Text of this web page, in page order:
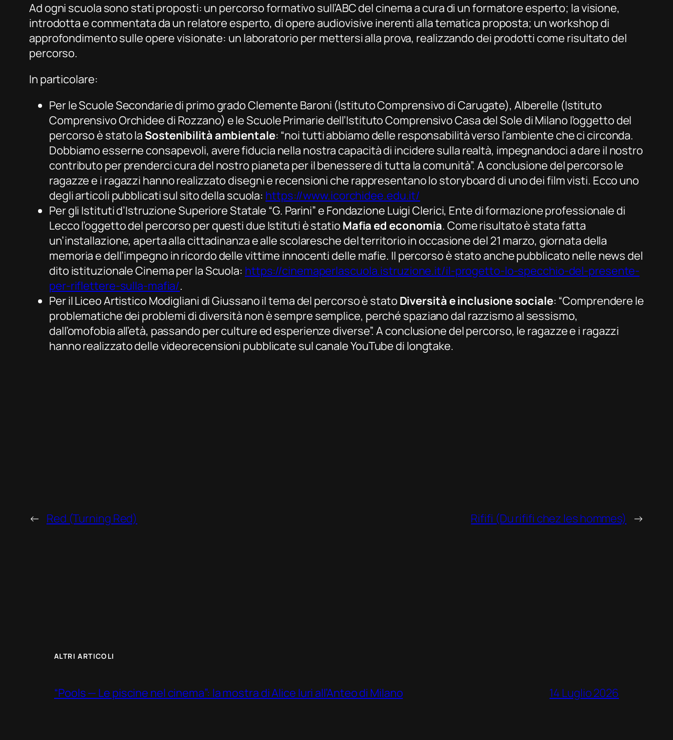
Ad ogni scuola sono stati proposti: un percorso formativo sull’ABC del cinema a cura di un formatore esperto; la visione,
introdotta e commentata da un relatore esperto, di opere audiovisive inerenti alla tematica proposta; un workshop di
approfondimento sulle opere visionate: un laboratorio per mettersi alla prova, realizzando dei prodotti come risultato del
percorso.
In particolare:
Per le Scuole Secondarie di primo grado Clemente Baroni (Istituto Comprensivo di Carugate), Alberelle (Istituto
Comprensivo Orchidee di Rozzano) e le Scuole Primarie dell’Istituto Comprensivo Casa del Sole di Milano l’oggetto del
percorso è stato la Sostenibilità ambientale: “noi tutti abbiamo delle responsabilità verso l’ambiente che ci circonda.
Dobbiamo esserne consapevoli, avere fiducia nella nostra capacità di incidere sulla realtà, impegnandoci a dare il nostro
contributo per prenderci cura del nostro pianeta per il benessere di tutta la comunità”. A conclusione del percorso le
ragazze e i ragazzi hanno realizzato disegni e recensioni che rappresentano lo storyboard di uno dei film visti. Ecco uno
degli articoli pubblicati sul sito della scuola: https://www.icorchidee.edu.it/
Per gli Istituti d’Istruzione Superiore Statale “G. Parini” e Fondazione Luigi Clerici, Ente di formazione professionale di
Lecco l’oggetto del percorso per questi due Istituti è statio Mafia ed economia. Come risultato è stata fatta
un’installazione, aperta alla cittadinanza e alle scolaresche del territorio in occasione del 21 marzo, giornata della
memoria e dell’impegno in ricordo delle vittime innocenti delle mafie. Il percorso è stato anche pubblicato nelle news del
dito istituzionale Cinema per la Scuola: https://cinemaperlascuola.istruzione.it/il-progetto-lo-specchio-del-presente-
per-riflettere-sulla-mafia/.
Per il Liceo Artistico Modigliani di Giussano il tema del percorso è stato Diversità e inclusione sociale: “Comprendere le
problematiche dei problemi di diversità non è sempre semplice, perché spaziano dal razzismo al sessismo,
dall’omofobia all’età, passando per culture ed esperienze diverse”. A conclusione del percorso, le ragazze e i ragazzi
hanno realizzato delle videorecensioni pubblicate sul canale YouTube di longtake.
← Red (Turning Red) Rififi (Du rififi chez les hommes) →
ALTRI ARTICOLI
“Pools — Le piscine nel cinema”: la mostra di Alice Iuri all’Anteo di Milano 14 Luglio 2026